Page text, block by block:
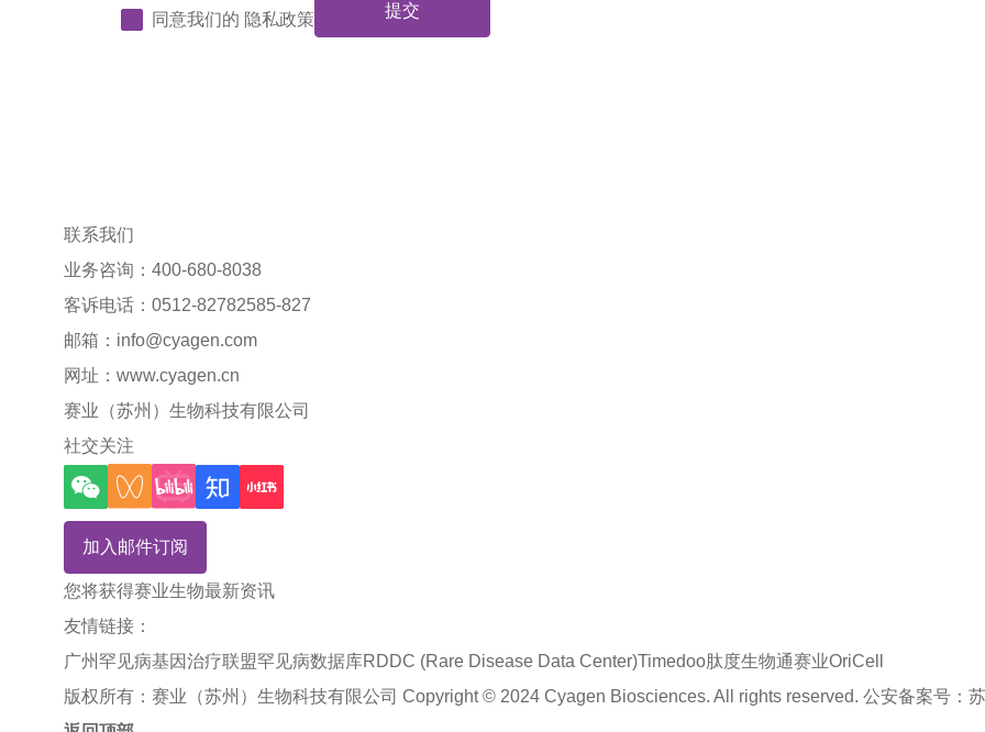
同意我们的 隐私政策 提交
联系我们
业务咨询：400-680-8038
客诉电话：0512-82782585-827
邮箱： info@cyagen.com
网址： www.cyagen.cn
赛业（苏州）生物科技有限公司
社交关注
加入邮件订阅
您将获得赛业生物最新资讯
友情链接：
广州罕见病基因治疗联盟罕见病数据库RDDC (Rare Disease Data Center)Timedoo肽度生物通赛业OriCell
版权所有：赛业（苏州）生物科技有限公司 Copyright © 2024 Cyagen Biosciences. All rights reserved. 公安备案号：